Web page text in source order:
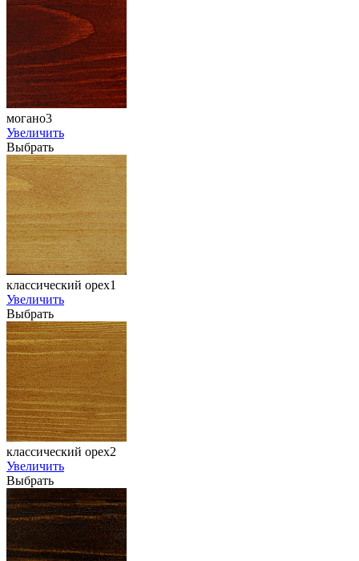
могано3
Увеличить
Выбрать
классический орех1
Увеличить
Выбрать
классический орех2
Увеличить
Выбрать